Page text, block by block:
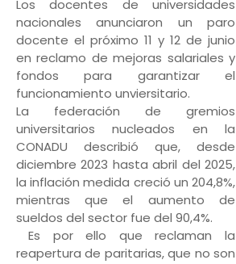
Los docentes de universidades
nacionales anunciaron un paro
docente el próximo 11 y 12 de junio
en reclamo de mejoras salariales y
fondos para garantizar el
funcionamiento unviersitario.
La federación de gremios
universitarios nucleados en la
CONADU describió que, desde
diciembre 2023 hasta abril del 2025,
la inflación medida creció un 204,8%,
mientras que el aumento de
sueldos del sector fue del 90,4%.
Es por ello que reclaman la
reapertura de paritarias, que no son